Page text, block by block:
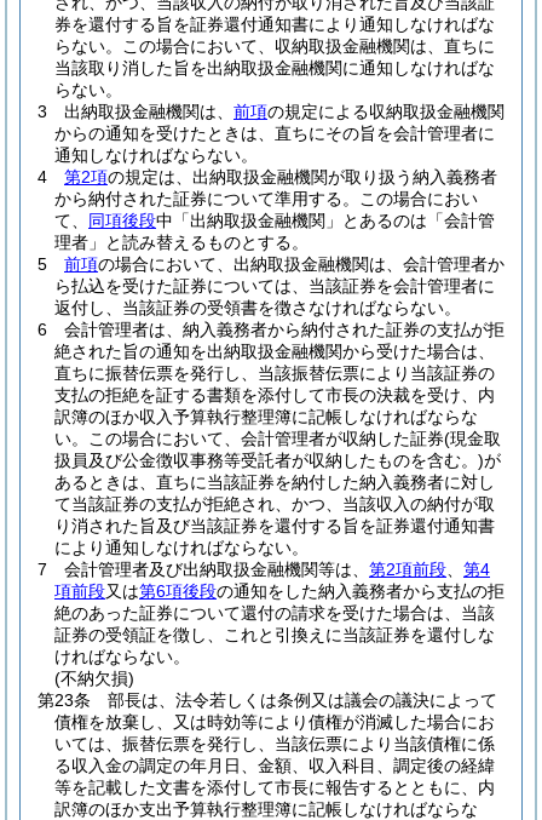
券を還付する旨を証券還付通知書により通知しなければな
らない。
この場合において、収納取扱金融機関は、直ちに
当該取り消した旨を出納取扱金融機関に通知しなければな
らない。
3
出納取扱金融機関は、 前項の規定による収納取扱金融機関
からの通知を受けたときは、直ちにその旨を会計管理者に
通知しなければならない。
4
第2項の規定は、出納取扱金融機関が取り扱う納入義務者
から納付された証券について準用する。
この場合におい
て、 同項後段中「出納取扱金融機関」とあるのは「会計管
理者」と読み替えるものとする。
5
前項の場合において、出納取扱金融機関は、会計管理者か
ら払込を受けた証券については、当該証券を会計管理者に
返付し、当該証券の受領書を徴さなければならない。
6
会計管理者は、納入義務者から納付された証券の支払が拒
絶された旨の通知を出納取扱金融機関から受けた場合は、
直ちに振替伝票を発行し、当該振替伝票により当該証券の
支払の拒絶を証する書類を添付して市長の決裁を受け、内
訳簿のほか収入予算執行整理簿に記帳しなければならな
い。
この場合において、会計管理者が収納した証券(現金取
扱員及び公金徴収事務等受託者が収納したものを含む。)が
あるときは、直ちに当該証券を納付した納入義務者に対し
て当該証券の支払が拒絶され、かつ、当該収入の納付が取
り消された旨及び当該証券を還付する旨を証券還付通知書
により通知しなければならない。
7
会計管理者及び出納取扱金融機関等は、 第2項前段
第4
項前段又は第6項後段の通知をした納入義務者から支払の拒
絶のあった証券について還付の請求を受けた場合は、当該
証券の受領証を徴し、これと引換えに当該証券を還付しな
ければならない。
(不納欠損)
第23条
部長は、法令若しくは条例又は議会の議決によって
債権を放棄し、又は時効等により債権が消滅した場合にお
いては、振替伝票を発行し、当該伝票により当該債権に係
る収入金の調定の年月日、金額、収入科目、調定後の経緯
等を記載した文書を添付して市長に報告するとともに、内
訳簿のほか支出予算執行整理簿に記帳しなければならな